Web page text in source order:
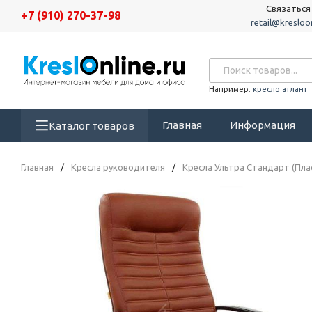
+7 (910) 270-37-98
Например: кресло атлант
Каталог товаров Главная Информация
Главная / Кресла руководителя / Кресла Ультра Стандарт